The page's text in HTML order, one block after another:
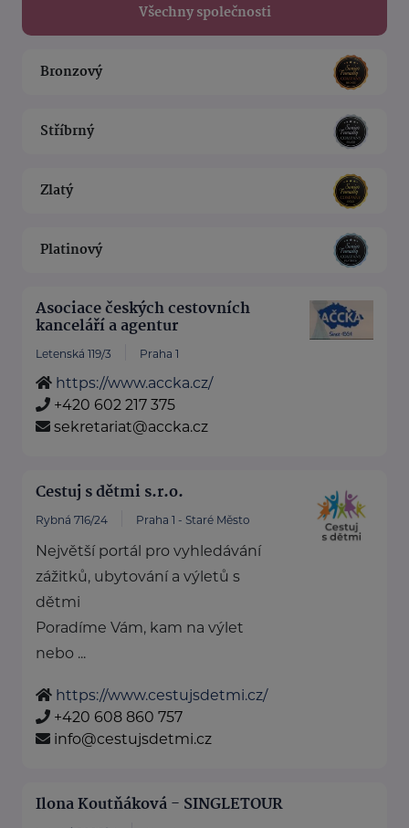
Všechny společnosti
Bronzový
Stříbrný
Zlatý
Platinový
Asociace českých cestovních
kanceláří a agentur
Letenská 119/3 Praha 1
https://www.accka.cz/
+420 602 217 375
sekretariat@accka.cz
Cestuj s dětmi s.r.o.
Rybná 716/24 Praha 1 - Staré Město
Největší portál pro vyhledávání
zážitků, ubytování a výletů s
dětmi
Poradíme Vám, kam na výlet
nebo ...
https://www.cestujsdetmi.cz/
+420 608 860 757
info@cestujsdetmi.cz
Ilona Koutňáková - SINGLETOUR